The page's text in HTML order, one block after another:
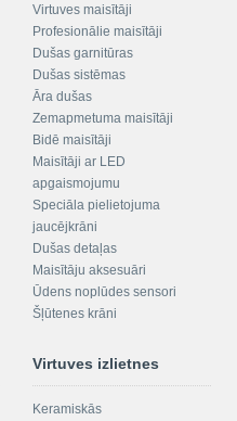
Virtuves maisītāji
Profesionālie maisītāji
Dušas garnitūras
Dušas sistēmas
Āra dušas
Zemapmetuma maisītāji
Bidē maisītāji
Maisītāji ar LED
apgaismojumu
Speciāla pielietojuma
jaucējkrāni
Dušas detaļas
Maisītāju aksesuāri
Ūdens noplūdes sensori
Šļūtenes krāni
Virtuves izlietnes
Keramiskās